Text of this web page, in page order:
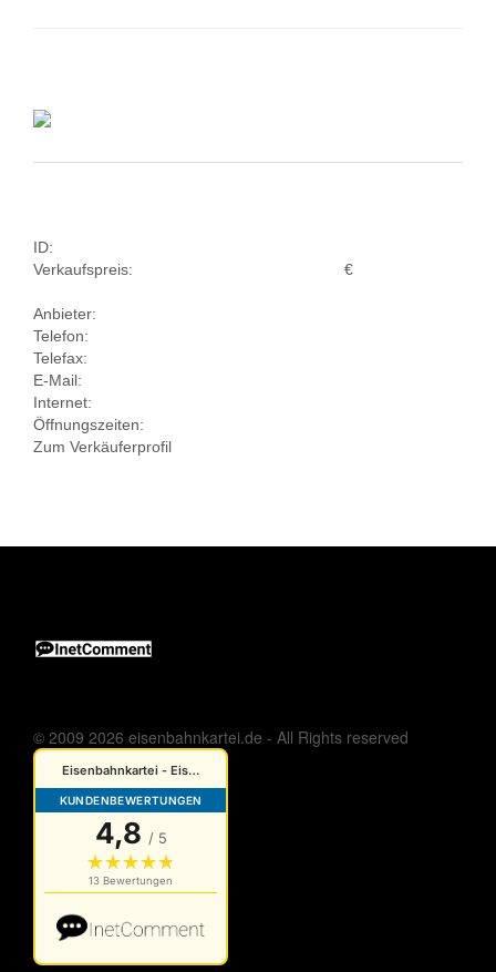
ID:
Verkaufspreis:
€
Anbieter:
Telefon:
Telefax:
E-Mail:
Internet:
Öffnungszeiten:
Zum Verkäuferprofil
© 2009 2026 eisenbahnkartei.de - All Rights reserved